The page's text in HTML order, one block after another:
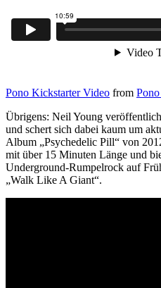
Pono Kickstarter Video from
Übrigens: Neil Young
und schert sich dabei kaum um
Album „Psychedelic Pill“ von
mit über 15 Minuten Länge und
Underground-Rumpelrock auf
„Walk Like A Giant“.